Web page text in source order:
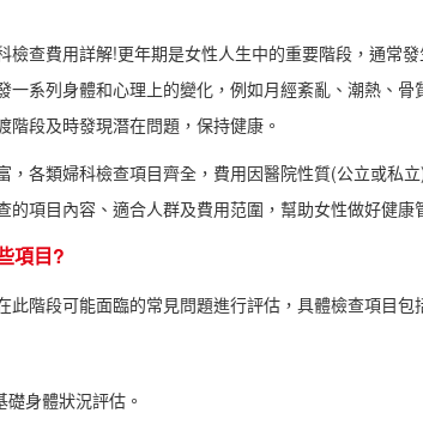
查費用詳解!更年期是女性人生中的重要階段，通常
一系列身體和心理上的變化，例如月經紊亂、潮熱、
段及時發現潛在問題，保持健康。
各類婦科檢查項目齊全，費用因醫院性質(公立或私
項目內容、適合人群及費用范圍，幫助女性做好健康
項目?
階段可能面臨的常見問題進行評估，具體檢查項目包
身體狀況評估。